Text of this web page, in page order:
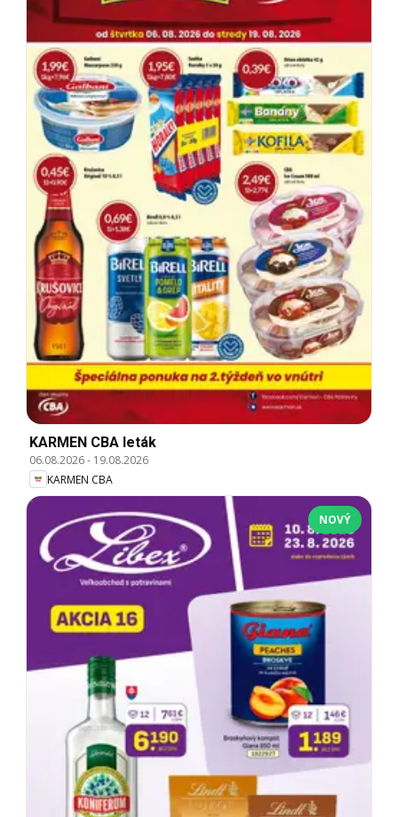
KARMEN CBA leták
06.08.2026- 19.08.2026
KARMEN CBA
NOVÝ